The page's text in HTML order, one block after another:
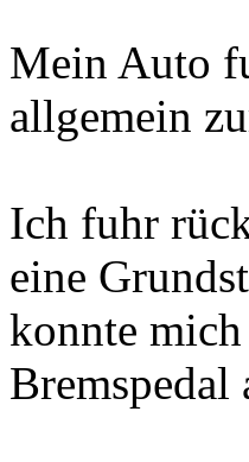
Mein Auto
allgemein
Ich fuhr
eine
konnte
Bremspedal